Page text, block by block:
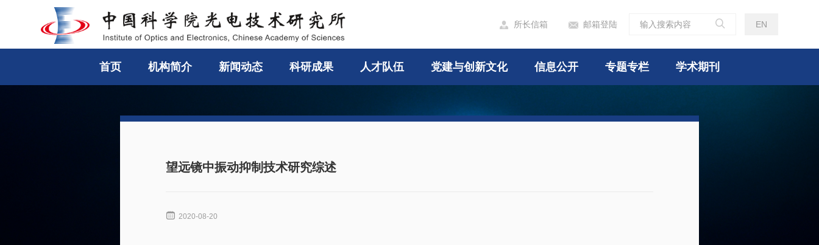
 所长信箱  邮箱登陆  EN
首页 机构简介 新闻动态 科研成果 人才队伍 党建与创新文化 信息公开 专题专栏 学术期刊
望远镜中振动抑制技术研究综述
 2020-08-20